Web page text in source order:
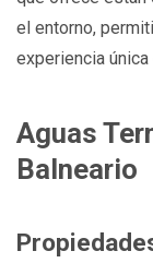
el entorno,
experiencia
Aguas
Balneario